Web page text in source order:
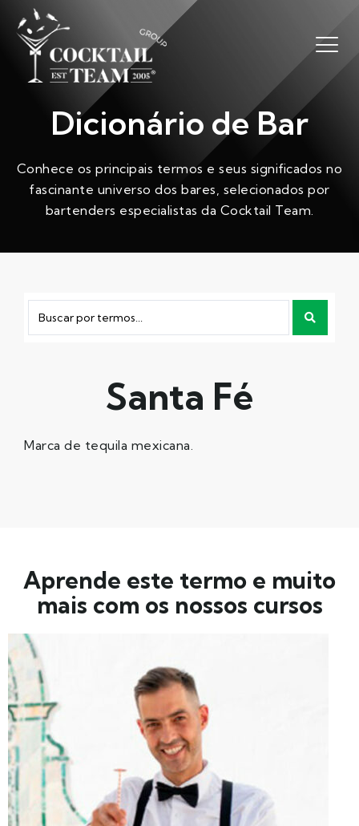
Dicionário de Bar
Conhece os principais termos e seus significados no
fascinante universo dos bares, selecionados por
bartenders especialistas da Cocktail Team.
Santa Fé
Marca de tequila mexicana.
Aprende este termo e muito
mais com os nossos cursos